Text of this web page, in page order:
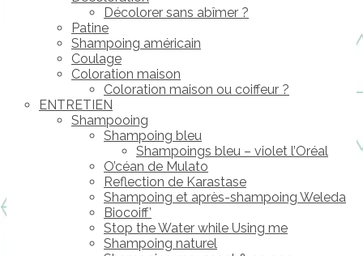
Décolorer sans abîmer ?
Patine
Shampoing américain
Coulage
Coloration maison
Coloration maison ou coiffeur ?
ENTRETIEN
Shampooing
Shampoing bleu
Shampoings bleu – violet l’Oréal
O’céan de Mulato
Reflection de Karastase
Shampoing et après-shampoing Weleda
Biocoiff’
Stop the Water while Using me
Shampoing naturel